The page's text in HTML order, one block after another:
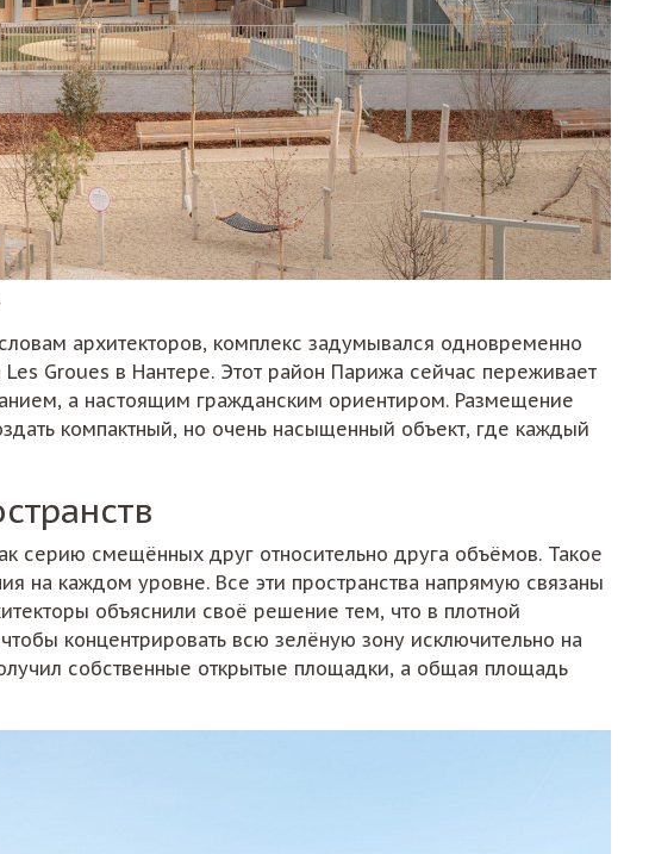
архитекторов, комплекс задумывался одновременно
Groues в Нантере. Этот район Парижа сейчас переживает
а настоящим гражданским ориентиром. Размещение
компактный, но очень насыщенный объект, где каждый
серию смещённых друг относительно друга объёмов. Такое
на каждом уровне. Все эти пространства напрямую связаны
объяснили своё решение тем, что в плотной
концентрировать всю зелёную зону исключительно на
собственные открытые площадки, а общая площадь